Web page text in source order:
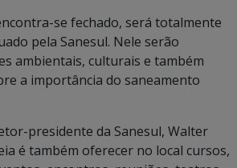
se fechado, será totalmente
pela Sanesul. Nele serão
ambientais, culturais e também
a importância do saneamento
presidente da Sanesul, Walter
é também oferecer no local cursos,